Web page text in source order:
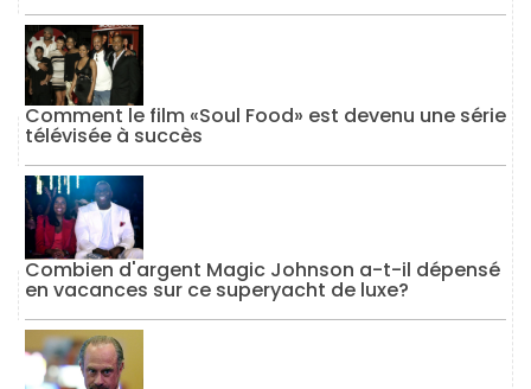
Comment le film «Soul Food» est devenu une série
télévisée à succès
Combien d'argent Magic Johnson a-t-il dépensé
en vacances sur ce superyacht de luxe?